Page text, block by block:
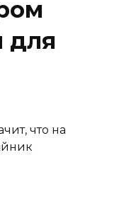
для
что на